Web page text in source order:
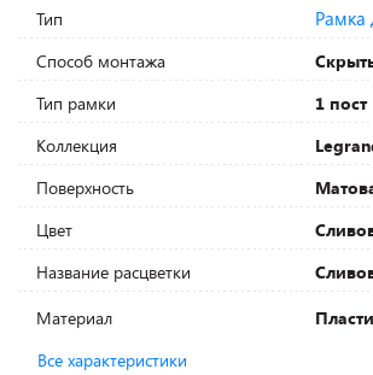
Тип Рамка
Способ монтажа
Тип рамки
1 пост
Коллекция
Поверхность
Цвет
Название расцветки
Материал
Все характеристики